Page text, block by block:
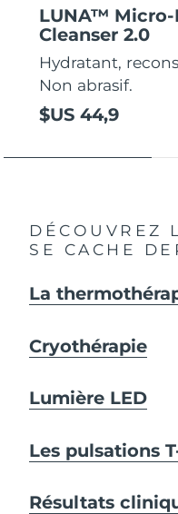
LUNA™ Micro-
Cleanser 2.0
Hydratant,
Non abrasif.
$US 44,9
DÉCOUVREZ
SE CACHE
La
Cryothérapie
Lumière LED
Les pulsations
Résultats